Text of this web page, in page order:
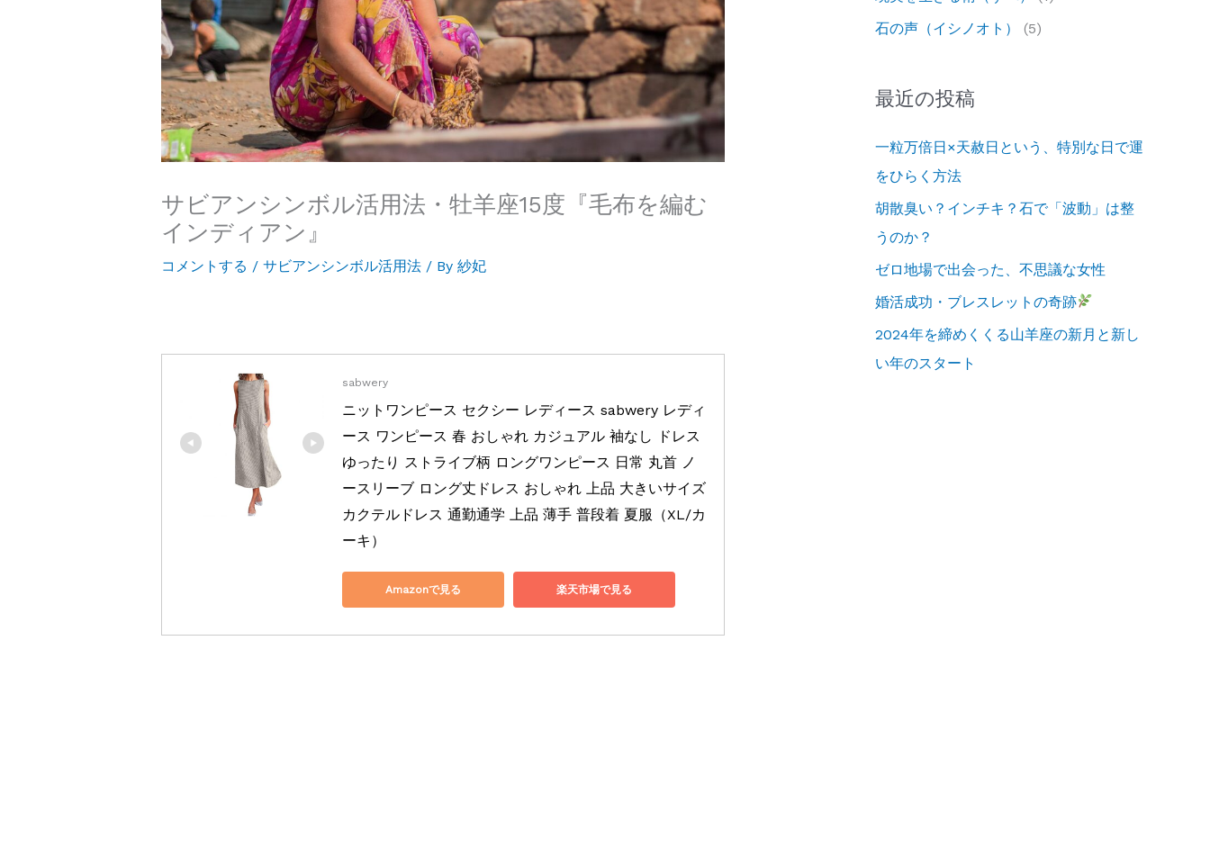
サビアンシンボル活用法・牡羊座15度『毛布を編む
インディアン』
コメントする / サビアンシンボル活用法/ By 紗妃
sabwery
ニットワンピース セクシー レディース sabwery レディ
ース ワンピース 春 おしゃれ カジュアル 袖なし ドレス
ゆったり ストライブ柄 ロングワンピース 日常 丸首 ノ
ースリーブ ロング丈ドレス おしゃれ 上品 大きいサイズ
カクテルドレス 通勤通学 上品 薄手 普段着 夏服（XL/カ
ーキ）
Amazonで見る 楽天市場で見る
石の声（イシノオト）
(5)
最近の投稿
一粒万倍日×天赦日という、特別な日で運
をひらく方法
胡散臭い？インチキ？石で「波動」は整
うのか？
ゼロ地場で出会った、不思議な女性
婚活成功・ブレスレットの奇跡
2024年を締めくくる山羊座の新月と新し
い年のスタート